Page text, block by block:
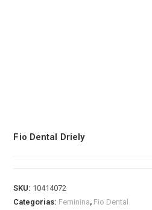
Fio Dental Driely
SKU: 10414072
Categorias: Feminina, Fio Dental